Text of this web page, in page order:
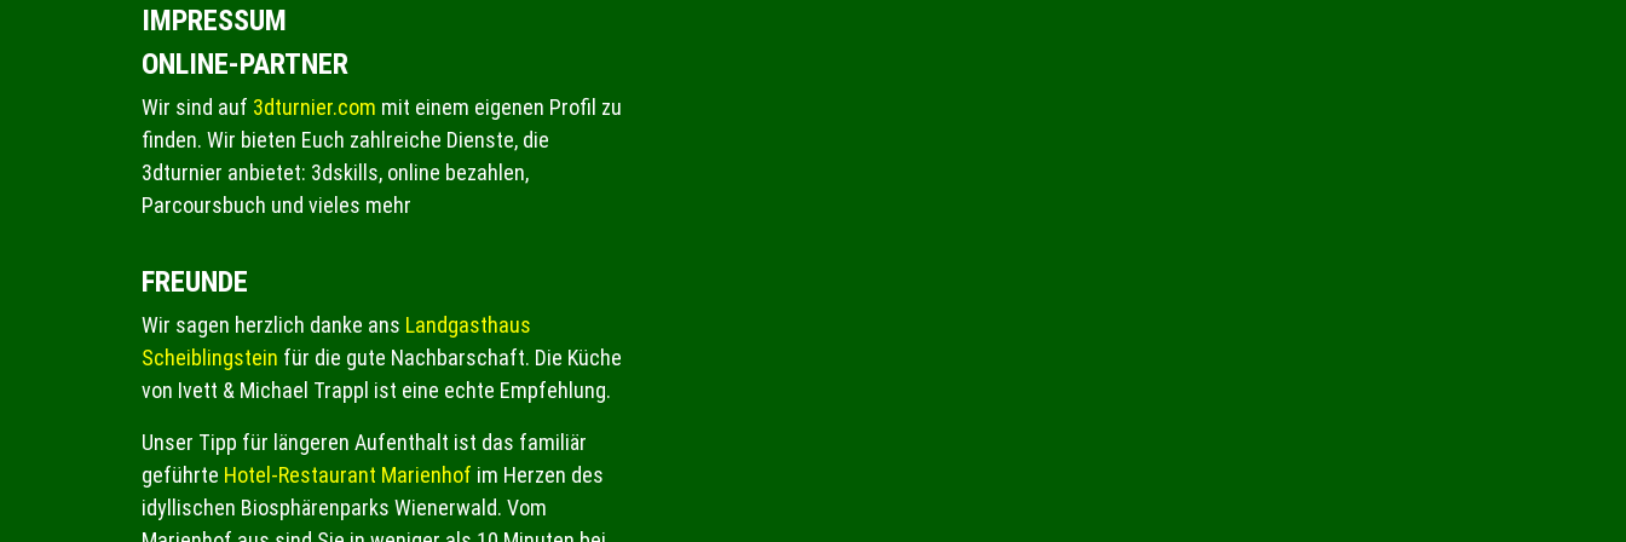
IMPRESSUM
ONLINE-PARTNER
Wir sind auf 3dturnier.com mit einem eigenen Profil zu
finden. Wir bieten Euch zahlreiche Dienste, die
3dturnier anbietet: 3dskills, online bezahlen,
Parcoursbuch und vieles mehr
FREUNDE
Wir sagen herzlich danke ans Landgasthaus
Scheiblingstein für die gute Nachbarschaft. Die Küche
von Ivett & Michael Trappl ist eine echte Empfehlung.
Unser Tipp für längeren Aufenthalt ist das familiär
geführte Hotel-Restaurant Marienhof im Herzen des
idyllischen Biosphärenparks Wienerwald. Vom